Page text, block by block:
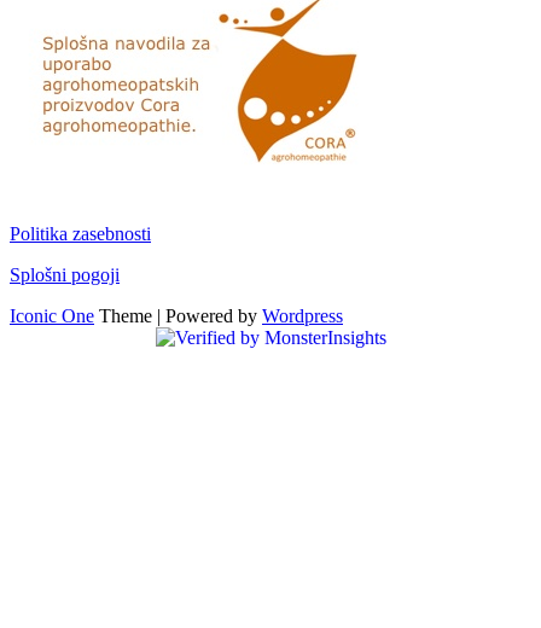
Politika zasebnosti
Splošni pogoji
Iconic One Theme | Powered by Wordpress